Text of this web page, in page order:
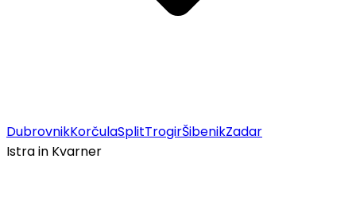
DubrovnikKorčulaSplitTrogirŠibenikZadar
Istra in Kvarner